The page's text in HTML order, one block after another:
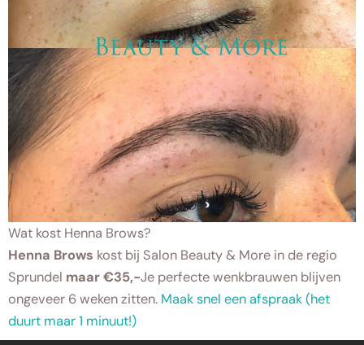
Wat kost Henna Brows?
Henna Brows kost bij Salon Beauty & More in de regio
Sprundel maar €35,-Je perfecte wenkbrauwen blijven
ongeveer 6 weken zitten. Maak snel een afspraak (het
duurt maar 1 minuut!)